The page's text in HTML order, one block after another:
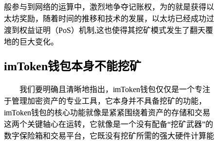
般参与到网络的运算中，激烈地争夺记账权，为的就是获得以
太坊奖励，随着时间的推移和技术的发展，以太坊已经成功过
渡到权益证明（PoS）机制,这也使得其挖矿模式发生了翻天覆
地的巨大变化。
imToken钱包本身不能挖矿
我们要明确且清晰地指出，imToken钱包仅仅是一个专注
于管理加密资产的专业工具，它本身并不具备挖矿的功能，
imToken钱包的核心功能就像是紧紧围绕着资产的存储和交易
这两个关键轴心在运转，它就像是一个没有配备“挖矿武器”的
数字保险箱和交易平台，它既没有挖矿所需的强大硬件计算能